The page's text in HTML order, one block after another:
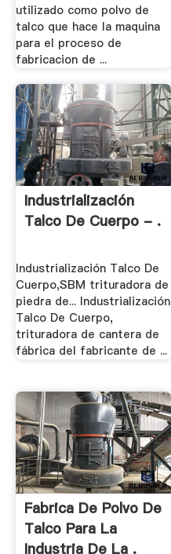
utilizado como polvo de
talco que hace la maquina
para el proceso de
fabricacion de ...
Industrialización
Talco De Cuerpo - .
Industrialización Talco De
Cuerpo,SBM trituradora de
piedra de... Industrialización
Talco De Cuerpo,
trituradora de cantera de
fábrica del fabricante de ...
Fabrica De Polvo De
Talco Para La
Industria De La .